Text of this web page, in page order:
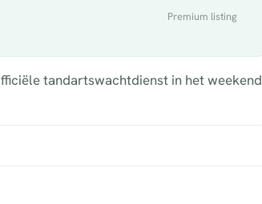
Premium listing
tandartswachtdienst in het weekend